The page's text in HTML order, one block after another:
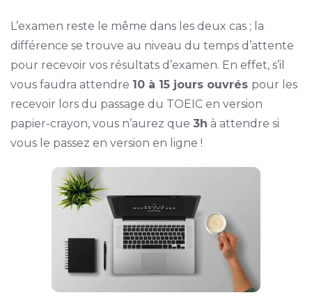
L’examen reste le même dans les deux cas ; la
différence se trouve au niveau du temps d’attente
pour recevoir vos résultats d’examen. En effet, s’il
vous faudra attendre 10 à 15 jours ouvrés pour les
recevoir lors du passage du TOEIC en version
papier-crayon, vous n’aurez que 3h à attendre si
vous le passez en version en ligne !